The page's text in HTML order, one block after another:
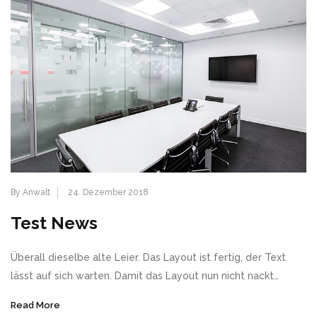
By Anwalt 24. Dezember 2018
Test News
Überall dieselbe alte Leier. Das Layout ist fertig, der Text
lässt auf sich warten. Damit das Layout nun nicht nackt…
Read More